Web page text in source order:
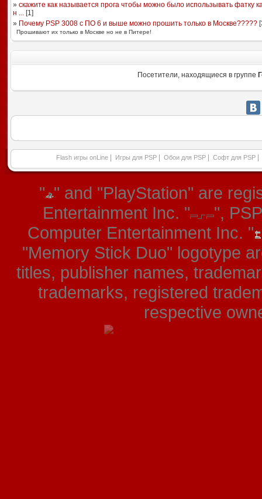
» скажите как называется прога чтобы можно было использывать фатку
н ...[1]
» Почему PSP 3008 с ПО 6 и выше можно прошить только в Москве?????[
Прошивают их только в Москве но не в Питере!
Посетители, находящиеся в группе
Flash игры onLine Игры для PSP Обои для PSP Софт для PSP
" " and "PlayStation" are
Entertainment Inc. "
",
Computer Entertainment Inc. "
"Memory Stick Duo" logotype
titles, publisher names,
trademarks, registered
respective